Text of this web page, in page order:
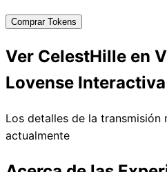
Comprar Tokens
Ver CelestHille en
Lovense Interactiva
Los detalles de la transmisión
actualmente